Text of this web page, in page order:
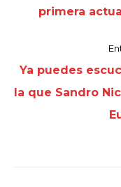
primera
Ya puedes
la que Sandro